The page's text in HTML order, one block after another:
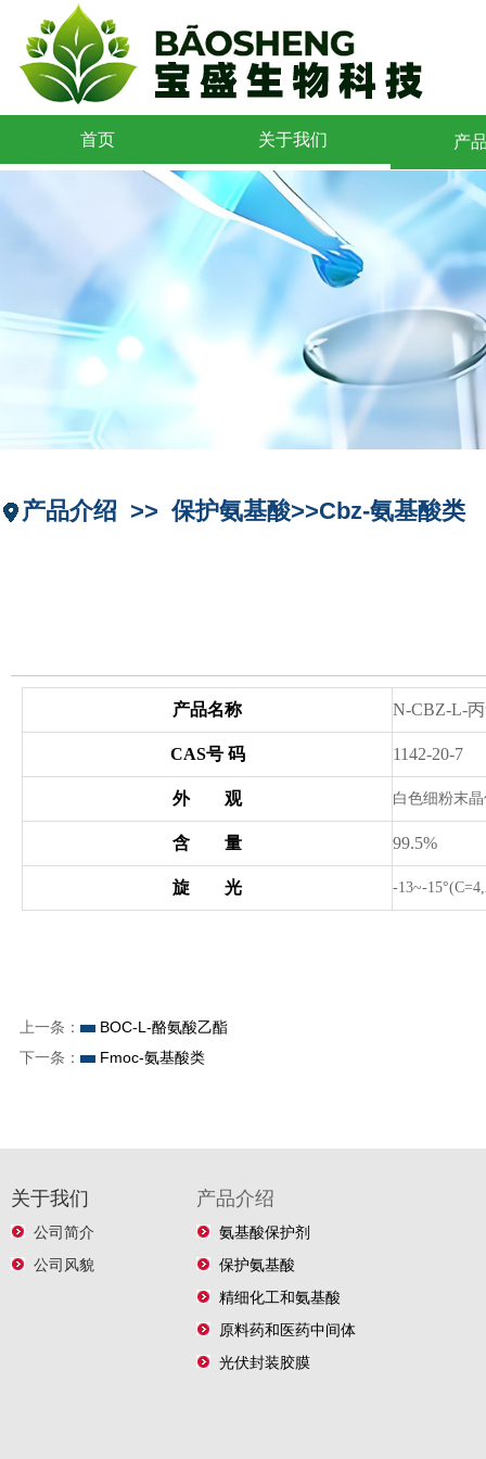
首页 关于我们 产
产品介绍 >> 保护氨基酸>>Cbz-氨基酸类
产品名称 N-CBZ-L-
CAS号 码 1142-20-7
外 观 白色细粉末
含 量 99.5%
旋 光 -13~-
上一条：
BOC-L-酪氨酸乙酯
下一条：
Fmoc-氨基酸类
关于我们
公司简介
公司风貌
产品介绍
氨基酸保护剂
保护氨基酸
精细化工和氨基酸
原料药和医药中间体
光伏封装胶膜